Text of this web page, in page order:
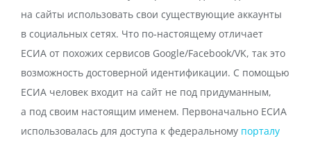
на сайты использовать свои существующие аккаунты
в социальных сетях. Что по‑настоящему отличает
ЕСИА от похожих сервисов Google/Facebook/VK, так это
возможность достоверной идентификации. С помощью
ЕСИА человек входит на сайт не под придуманным,
а под своим настоящим именем. Первоначально ЕСИА
использовалась для доступа к федеральному порталу